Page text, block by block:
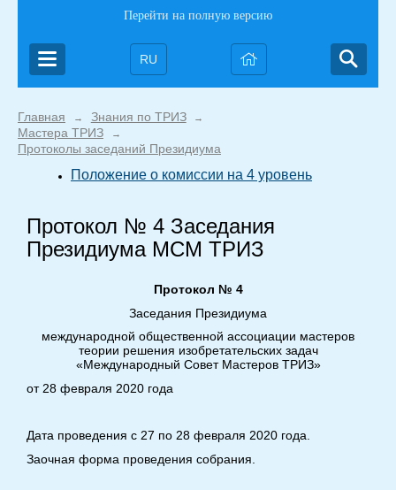
Перейти на полную версию
RU
Главная → Знания по ТРИЗ →
Мастера ТРИЗ →
Протоколы заседаний Президиума
Положение о комиссии на 4 уровень
Протокол № 4 Заседания
Президиума МСМ ТРИЗ
Протокол № 4
Заседания Президиума
международной общественной ассоциации мастеров
теории решения изобретательских задач
«Международный Совет Мастеров ТРИЗ»
от 28 февраля 2020 года
Дата проведения с 27 по 28 февраля 2020 года.
Заочная форма проведения собрания.